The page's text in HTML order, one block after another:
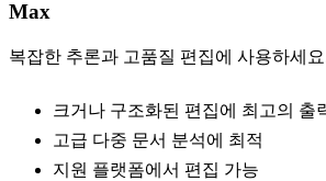
Max
복잡한 추론과 고품질 편집에 사용하세
크거나 구조화된 편집에 최고의 출
고급 다중 문서 분석에 최적
지원 플랫폼에서 편집 가능